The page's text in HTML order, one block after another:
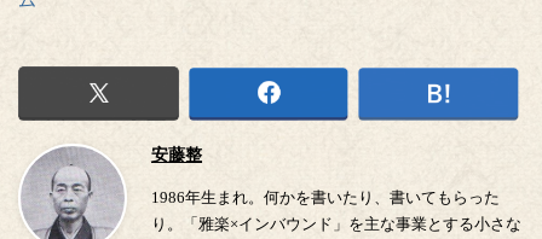
安藤整
1986年生まれ。何かを書いたり、書いてもらった
り。「雅楽×インバウンド」を主な事業とする小さな